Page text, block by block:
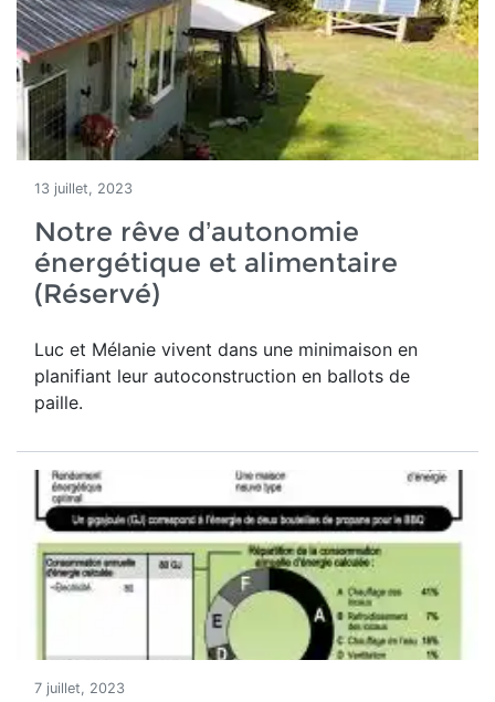
13 juillet, 2023
Notre rêve d’autonomie
énergétique et alimentaire
(Réservé)
Luc et Mélanie vivent dans une minimaison en
planifiant leur autoconstruction en ballots de
paille.
7 juillet, 2023